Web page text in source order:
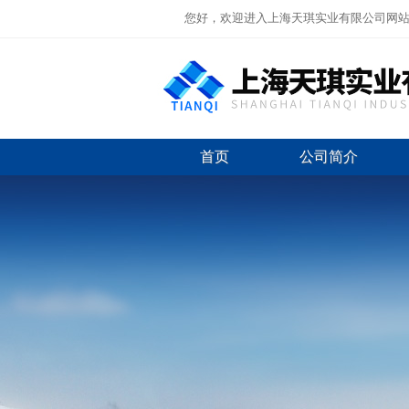
您好，欢迎进入上海天琪实业有限公司网
首页 公司简介